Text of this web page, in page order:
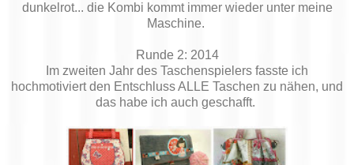
dunkelrot... die Kombi kommt immer wieder unter meine
Maschine.
Runde 2: 2014
Im zweiten Jahr des Taschenspielers fasste ich
hochmotiviert den Entschluss ALLE Taschen zu nähen, und
das habe ich auch geschafft.